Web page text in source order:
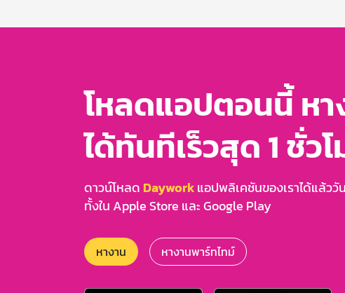
โหลดแอปตอนนี้ หา
ได้ทันทีเร็วสุด 1 ชั่ว
ดาวน์โหลด Dayworkแอปพลิเคชันของเราได้แล้ววั
ทั้งใน Apple Store และ Google Play
หางาน หางานพาร์ทไทม์